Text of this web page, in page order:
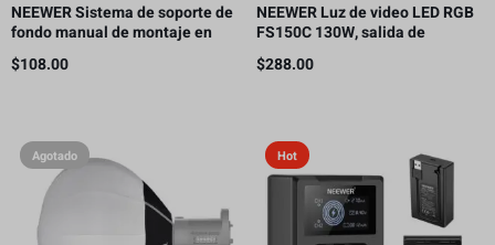
NEEWER Sistema de soporte de
fondo manual de montaje en
pared de 4 rodillos, capacidad
de carga por rodillo: 22 lb/10 kg
$108.00
NEEWER Luz de video LED RGB
FS150C 130W, salida de
iluminación continua COB de
2500-7500K con CRI97/TLCI98
$288.00
Agotado Hot